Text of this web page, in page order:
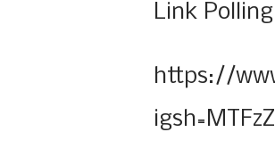
Link
https://